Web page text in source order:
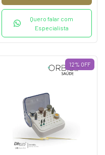
Quero falar com
Especialista
12% OFF